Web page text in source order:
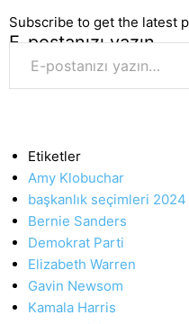
Subscribe to get the latest
E-postanızı yazın…
Etiketler
Amy Klobuchar
başkanlık seçimleri 2024
Bernie Sanders
Demokrat Parti
Elizabeth Warren
Gavin Newsom
Kamala Harris